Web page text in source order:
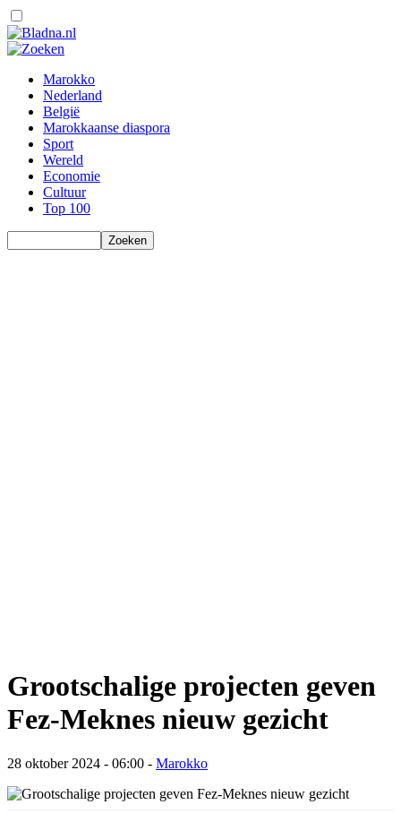
Marokko
Nederland
België
Marokkaanse diaspora
Sport
Wereld
Economie
Cultuur
Top 100
Grootschalige projecten geven
Fez-Meknes nieuw gezicht
28 oktober 2024 - 06:00 - Marokko